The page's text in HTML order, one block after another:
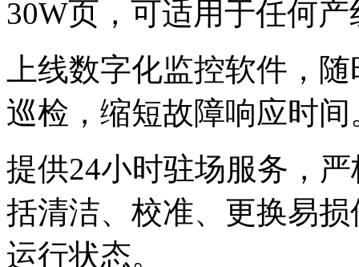
30W页，可适用于任何
上线数字化监控软件，
巡检，缩短故障响应时
提供24小时驻场服务，
括清洁、校准、更换
运行状态。